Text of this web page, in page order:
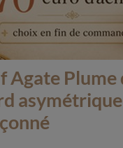
Agate Plume